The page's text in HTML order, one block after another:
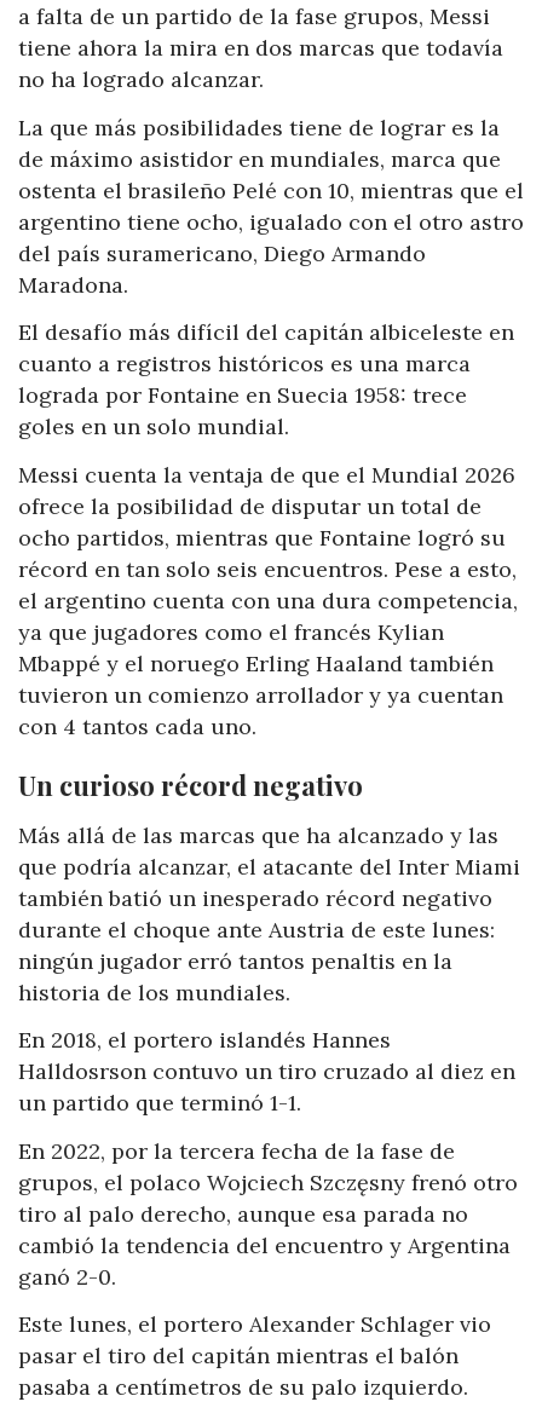
a falta de un partido de la fase grupos, Messi
tiene ahora la mira en dos marcas que todavía
no ha logrado alcanzar.
La que más posibilidades tiene de lograr es la
de máximo asistidor en mundiales, marca que
ostenta el brasileño Pelé con 10, mientras que el
argentino tiene ocho, igualado con el otro astro
del país suramericano, Diego Armando
Maradona.
El desafío más difícil del capitán albiceleste en
cuanto a registros históricos es una marca
lograda por Fontaine en Suecia 1958: trece
goles en un solo mundial.
Messi cuenta la ventaja de que el Mundial 2026
ofrece la posibilidad de disputar un total de
ocho partidos, mientras que Fontaine logró su
récord en tan solo seis encuentros. Pese a esto,
el argentino cuenta con una dura competencia,
ya que jugadores como el francés Kylian
Mbappé y el noruego Erling Haaland también
tuvieron un comienzo arrollador y ya cuentan
con 4 tantos cada uno.
Un curioso récord negativo
Más allá de las marcas que ha alcanzado y las
que podría alcanzar, el atacante del Inter Miami
también batió un inesperado récord negativo
durante el choque ante Austria de este lunes:
ningún jugador erró tantos penaltis en la
historia de los mundiales.
En 2018, el portero islandés Hannes
Halldosrson contuvo un tiro cruzado al diez en
un partido que terminó 1-1.
En 2022, por la tercera fecha de la fase de
grupos, el polaco Wojciech Szczęsny frenó otro
tiro al palo derecho, aunque esa parada no
cambió la tendencia del encuentro y Argentina
ganó 2-0.
Este lunes, el portero Alexander Schlager vio
pasar el tiro del capitán mientras el balón
pasaba a centímetros de su palo izquierdo.